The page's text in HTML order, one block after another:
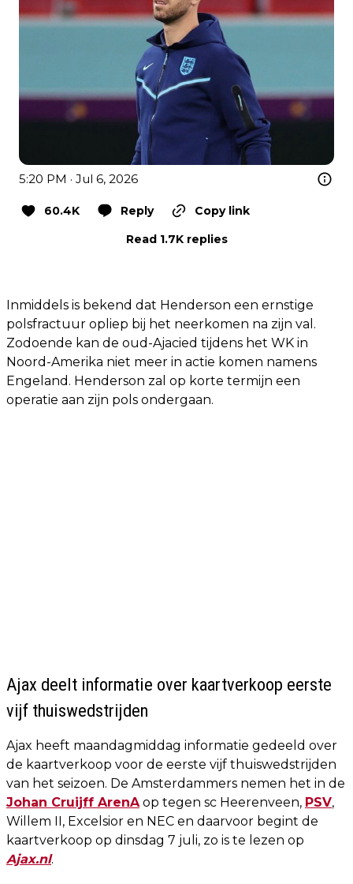
5:20 PM · Jul 6, 2026
60.4K Reply
Copy link
Read 1.7K replies
Inmiddels is bekend dat Henderson een ernstige
polsfractuur opliep bij het neerkomen na zijn val.
Zodoende kan de oud-Ajacied tijdens het WK in
Noord-Amerika niet meer in actie komen namens
Engeland. Henderson zal op korte termijn een
operatie aan zijn pols ondergaan.
Ajax deelt informatie over kaartverkoop eerste
vijf thuiswedstrijden
Ajax heeft maandagmiddag informatie gedeeld over
de kaartverkoop voor de eerste vijf thuiswedstrijden
van het seizoen. De Amsterdammers nemen het in de
Johan Cruijff ArenAop tegen sc Heerenveen, PSV,
Willem II, Excelsior en NEC en daarvoor begint de
kaartverkoop op dinsdag 7 juli, zo is te lezen op
Ajax.nl.